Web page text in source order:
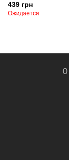
439 грн
Ожидается
0